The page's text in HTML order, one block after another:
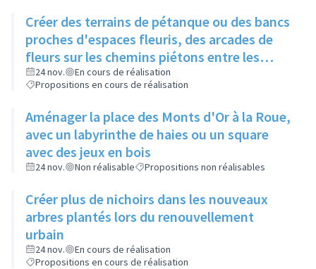
Créer des terrains de pétanque ou des bancs
proches d'espaces fleuris, des arcades de
fleurs sur les chemins piétons entre les
immeubles
24 nov.
En cours de réalisation
Propositions en cours de réalisation
Aménager la place des Monts d'Or à la Roue,
avec un labyrinthe de haies ou un square
avec des jeux en bois
24 nov. Non réalisable Propositions non réalisables
Créer plus de nichoirs dans les nouveaux
arbres plantés lors du renouvellement
urbain
24 nov.
En cours de réalisation
Propositions en cours de réalisation